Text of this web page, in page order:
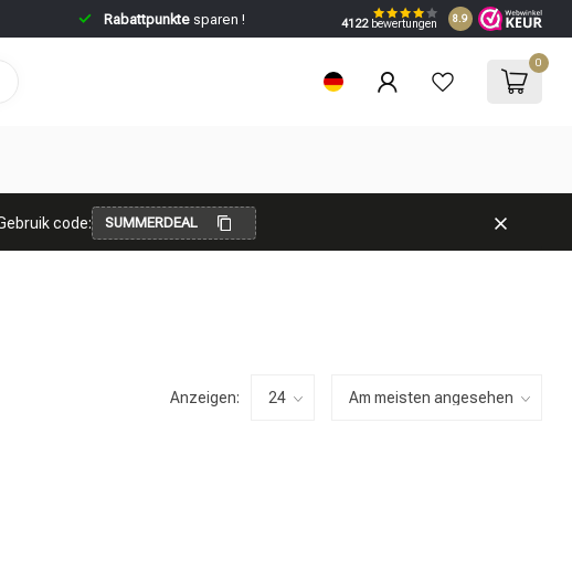
Rabattpunktesparen ! 4122bewertungen 8.9
0
code: SUMMERDEAL
Anzeigen: